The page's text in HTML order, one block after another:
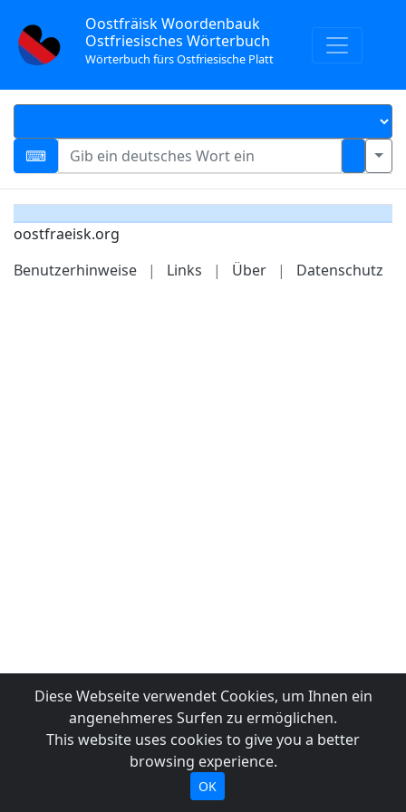
Oostfräisk Woordenbauk
Ostfriesisches Wörterbuch
Wörterbuch fürs Ostfriesische Platt
oostfraeisk.org
Benutzerhinweise
| Links | Über | Datenschutz
Diese Webseite verwendet Cookies, um Ihnen ein
angenehmeres Surfen zu ermöglichen.
This website uses cookies to give you a better
browsing experience.
OK